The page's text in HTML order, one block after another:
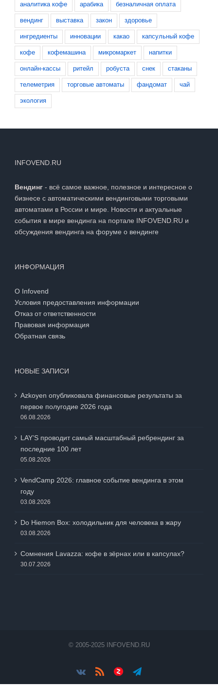
аналитика кофе арабика безналичная оплата
вендинг выставка закон здоровье
ингредиенты инновации какао капсульный кофе
кофе кофемашина микромаркет напитки
онлайн-кассы ритейл робуста снек стаканы
телеметрия торговые автоматы фандомат чай
экология
INFOVEND.RU
Вендинг - всё самое важное, полезное и интересное о
бизнесе с автоматическими вендинговыми торговыми
автоматами в России и мире. Новости и актуальные
события в мире вендинга на портале INFOVEND.RU и
обсуждения вендинга на форуме о вендинге
ИНФОРМАЦИЯ
О Infovend
Условия предоставления информации
Отказ от ответственности
Правовая информация
Обратная связь
НОВЫЕ ЗАПИСИ
Azkoyen опубликовала финансовые результаты за
первое полугодие 2026 года
06.08.2026
LAY’S проводит самый масштабный ребрендинг за
последние 100 лет
05.08.2026
VendCamp 2026: главное событие вендинга в этом
году
03.08.2026
Do Hiemon Box: холодильник для человека в жару
03.08.2026
Сомнения Lavazza: кофе в зёрнах или в капсулах?
30.07.2026
© 2005-2025 INFOVEND.RU
Vk RssЯндес.ДзенTelegram